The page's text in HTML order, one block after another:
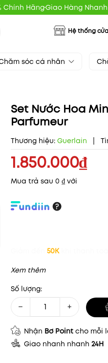
Chính HãngGiao Hàng Nhanh
Hệ thống
sóc cá nhân
Set Nước Hoa
Parfumeur
Thương hiệu: Guerlain
1.850.000₫
Mua trả sau 0 ₫ với
50K
Xem thêm
Số lượng:
− +
Nhận Bơ Point cho mỗi
Giao nhanh nhanh 24H